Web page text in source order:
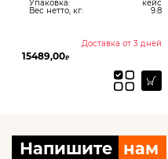
Упаковка: кейс
Вес нетто, кг: 9.8
Доставка от 3 дней
15489,00₽
Напишите нам